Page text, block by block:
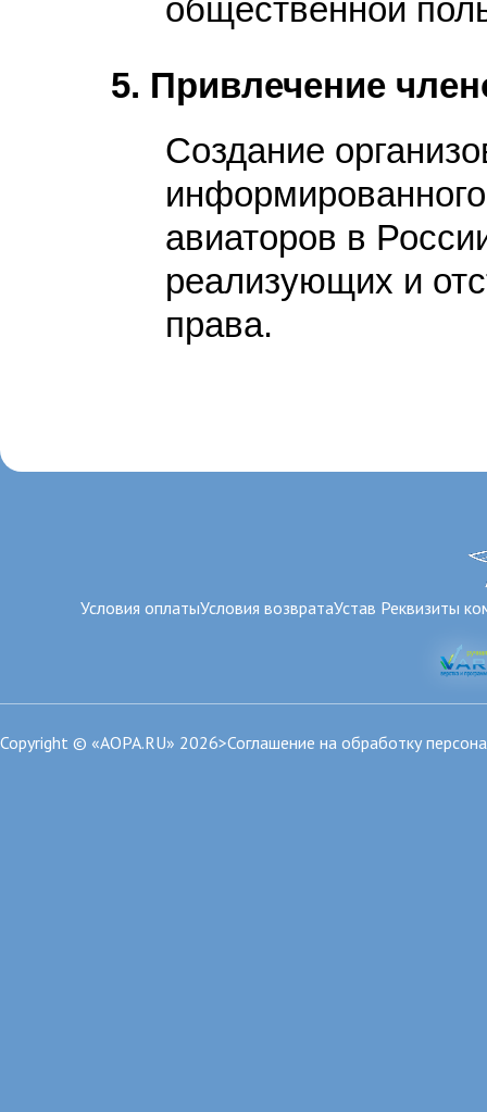
общественной
5. Привлечение
Создание
авиаторов в
реализующих и
права.
Условия оплатыУсловия возвратаУстав Реквизиты
Copyright © «AOPA.RU» 2026>Соглашение на обработку